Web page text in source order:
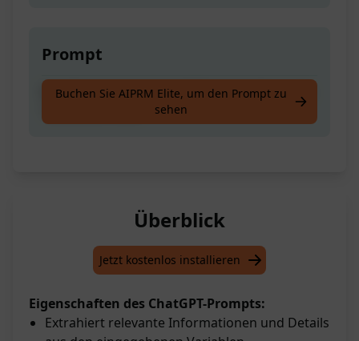
Prompt
Erstelle die beste Geschäftsbeschreibung im
Buchen Sie AIPRM Elite, um den Prompt zu
sehen
Überblick
Jetzt kostenlos installieren
Eigenschaften des ChatGPT-Prompts:
Extrahiert relevante Informationen und Details